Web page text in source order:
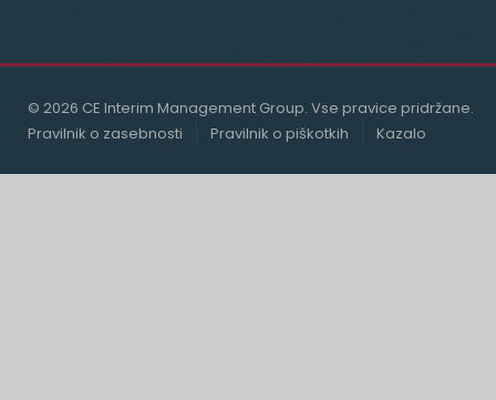
© 2026 CE Interim Management Group. Vse pravice pridržane.
Pravilnik o zasebnosti
Pravilnik o piškotkih Kazalo